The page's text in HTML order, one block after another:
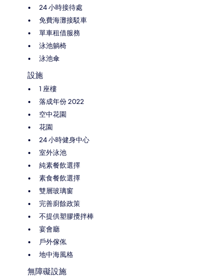
24 小時接待處
免費海灘接駁車
單車租借服務
泳池躺椅
泳池傘
設施
1 座樓
落成年份 2022
空中花園
花園
24 小時健身中心
室外泳池
純素餐飲選擇
素食餐飲選擇
雙層玻璃窗
完善廚餘政策
不提供塑膠攪拌棒
宴會廳
戶外傢俬
地中海風格
無障礙設施